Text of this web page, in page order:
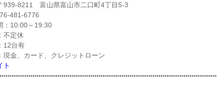
939-8211 富山県富山市二口町4丁目5-3
481-6776
：10:00～19:30
不定休
12台有
現金、カード、クレジットローン
ト